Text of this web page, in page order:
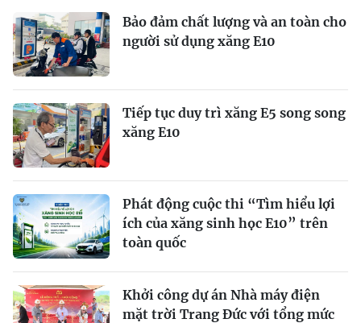
Bảo đảm chất lượng và an toàn cho
người sử dụng xăng E10
Tiếp tục duy trì xăng E5 song song
xăng E10
Phát động cuộc thi “Tìm hiểu lợi
ích của xăng sinh học E10” trên
toàn quốc
Khởi công dự án Nhà máy điện
mặt trời Trang Đức với tổng mức